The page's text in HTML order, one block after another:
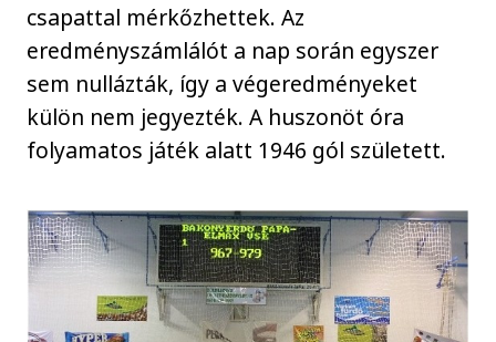
csapattal mérkőzhettek. Az
eredményszámlálót a nap során egyszer
sem nullázták, így a végeredményeket
külön nem jegyezték. A huszonöt óra
folyamatos játék alatt 1946 gól született.